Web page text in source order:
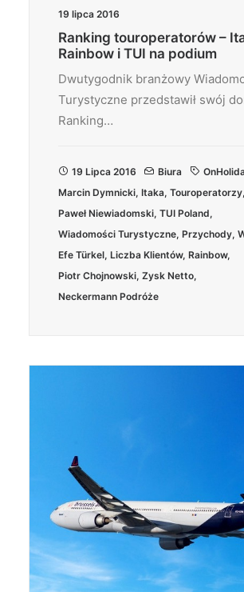
19 lipca 2016
Ranking touroperatorów –
Rainbow i TUI na podium
Dwutygodnik branżowy
Turystyczne przedstawił swój
Ranking…
19 Lipca 2016 Biura
Marcin Dymnicki, Itaka, Touroperatorzy,
Paweł Niewiadomski, TUI Poland,
Wiadomości Turystyczne, Przychody,
Efe Türkel, Liczba Klientów, Rainbow,
Piotr Chojnowski, Zysk Netto,
Neckermann Podróże